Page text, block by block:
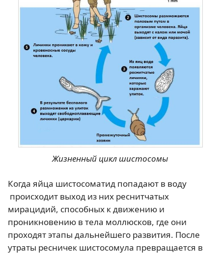
Жизненный цикл шистосомы
Когда яйца шистосоматид попадают в воду
происходит выход из них реснитчатых
мирацидий, способных к движению и
проникновению в тела моллюсков, где они
проходят этапы дальнейшего развития. После
утраты ресничек шистосомула превращается в